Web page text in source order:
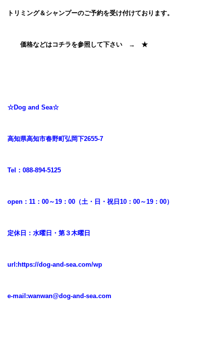
トリミング＆シャンプーのご予約を受け付けております。
価格などはコチラを参照して下さい → ★
☆Dog and Sea☆
高知県高知市春野町弘岡下2655-7
Tel：088-894-5125
open：11：00～19：00（土・日・祝日10：00～19：00）
定休日：水曜日・第３木曜日
url:https://dog-and-sea.com/wp
e-mail:wanwan@dog-and-sea.com